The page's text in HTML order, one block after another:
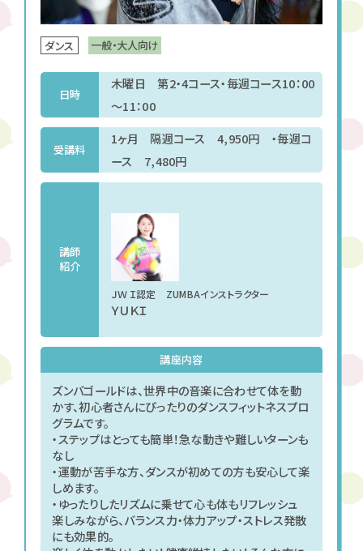
ダンス 一般・大人向け
日時
木曜日 第2・4コース・毎週コース10：00
～11：00
受講料
1ヶ月 隔週コース 4,950円 ・毎週コ
ース 7,480円
講師
紹介
ＪＷＩ認定 ZUMBAインストラクター
ＹＵＫＩ
講座内容
ズンバゴールドは、世界中の音楽に合わせて体を動
かす、初心者さんにぴったりのダンスフィットネスプロ
グラムです。
・ステップはとっても簡単！急な動きや難しいターンも
なし
・運動が苦手な方、ダンスが初めての方も安心して楽
しめます。
・ゆったりしたリズムに乗せて心も体もリフレッシュ
楽しみながら、バランス力・体力アップ・ストレス発散
にも効果的。